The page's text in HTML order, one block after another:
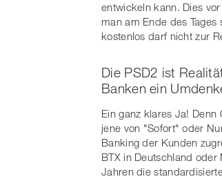
entwickeln kann. Dies
man am Ende des
kostenlos darf nicht zur
Die PSD2 ist
Banken ein
Ein ganz klares Ja!
jene von "Sofort" oder
Banking der Kunden
BTX in Deutschland
Jahren die